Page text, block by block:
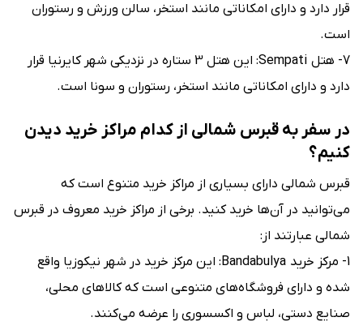
قرار دارد و دارای امکاناتی مانند استخر، سالن ورزش و رستوران
است.
7- هتل Sempati: این هتل 3 ستاره در نزدیکی شهر کایرنیا قرار
دارد و دارای امکاناتی مانند استخر، رستوران و سونا است.
در سفر به قبرس شمالی از کدام مراکز خرید دیدن
کنیم؟
قبرس شمالی دارای بسیاری از مراکز خرید متنوع است که
می‌توانید در آن‌ها خرید کنید. برخی از مراکز خرید معروف در قبرس
شمالی عبارتند از:
1- مرکز خرید Bandabulya: این مرکز خرید در شهر نیکوزیا واقع
شده و دارای فروشگاه‌های متنوعی است که کالاهای محلی،
صنایع دستی، لباس و اکسسوری را عرضه می‌کنند.